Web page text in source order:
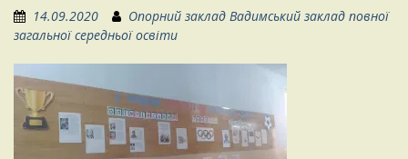
14.09.2020
Опорний заклад Вадимський заклад повної
загальної середньої освіти